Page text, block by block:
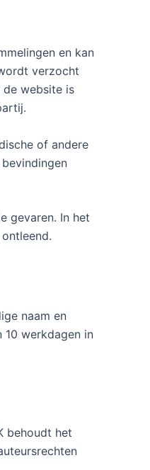
en kan
verzocht
website is
of andere
gevaren. In het
naam en
10 werkdagen in
behoudt het